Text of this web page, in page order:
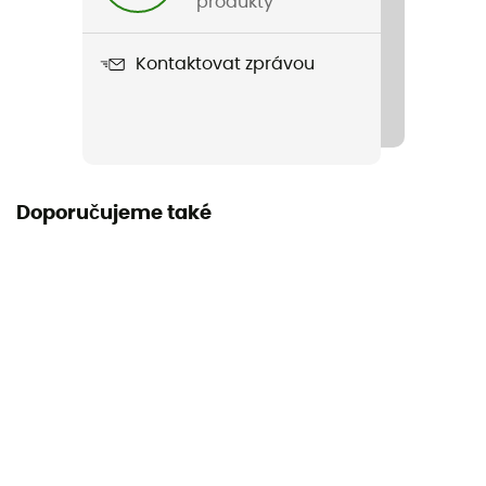
Zaručený původ v EvropěKontaktovat zprávou
Doporučujeme také